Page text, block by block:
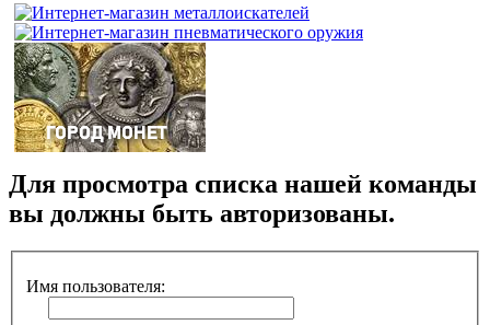
Для просмотра списка нашей команды
вы должны быть авторизованы.
Имя пользователя: